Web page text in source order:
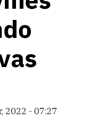
2022 - 07:27